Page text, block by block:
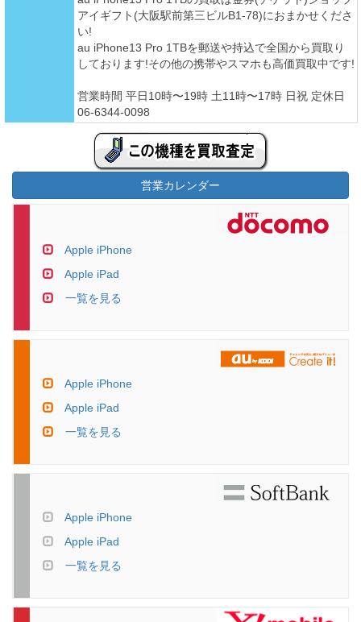
アイギフト(大阪駅前第三ビルB1-78)におまかせくださ
い!
au iPhone13 Pro 1TBを郵送や持込で全国から買取り
しております!その他の携帯やスマホも高価買取中です!
営業時間 平日10時〜19時 土11時〜17時 日祝 定休日
06-6344-0098
営業カレンダー
Apple iPhone
Apple iPad
一覧を見る
Apple iPhone
Apple iPad
一覧を見る
Apple iPhone
Apple iPad
一覧を見る